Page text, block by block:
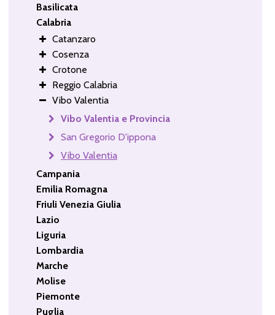
Basilicata
Calabria
Catanzaro
Cosenza
Crotone
Reggio Calabria
Vibo Valentia
Vibo Valentia e Provincia
San Gregorio D'ippona
Vibo Valentia
Campania
Emilia Romagna
Friuli Venezia Giulia
Lazio
Liguria
Lombardia
Marche
Molise
Piemonte
Puglia